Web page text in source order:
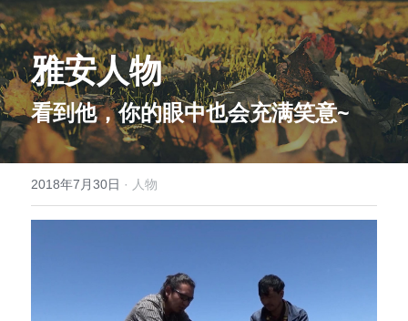
何为「乡村之眼」
我们的历程
团队成员
加入我们
机构声明
工作伙伴 & 项目 & 宣传片
在地合作组织
乡村拍客-影行者
青年影像行动者-乡语者
机构项目&项目宣传片
历年影像
媒体聚焦
支持我们
机构服务品牌
「荧光计划」公益放映
雅安人物
看到他，你的眼中也会充满笑意~
2018年7月30日 · 人物